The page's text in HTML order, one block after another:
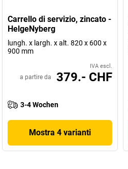
Carrello di servizio, zincato -
HelgeNyberg
lungh. x largh. x alt. 820 x 600 x
900 mm
IVA escl.
a partire da 379.- CHF
3-4 Wochen
Mostra 4 varianti